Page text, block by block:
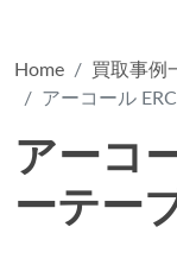
Home
買取事例
アーコール
アーコ
ーテー